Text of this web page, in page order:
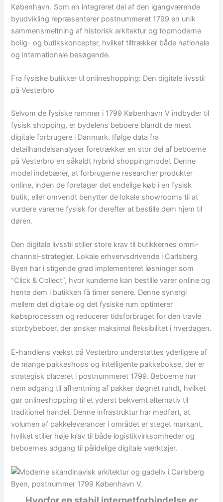
København. Som en integreret del af den igangværende
byudvikling repræsenterer postnummeret 1799 en unik
sammensmeltning af historisk arkitektur og topmoderne
bolig- og butikskoncepter, hvilket tiltrækker både nationale
og internationale besøgende.
Fra fysiske butikker til onlineshopping: Den digitale livsstil
på Vesterbro
Selvom de fysiske rammer i 1799 København V indbyder til
fysisk shopping, er bydelens beboere blandt de mest
digitale forbrugere i Danmark. Ifølge data fra
detailhandelsanalyser foretrækker en stor del af beboerne
på Vesterbro en såkaldt hybrid shoppingmodel. Denne
model indebærer, at forbrugerne researcher produkter
online, inden de foretager det endelige køb i en fysisk
butik, eller omvendt benytter de lokale showrooms til at
vurdere varerne fysisk for derefter at bestille dem hjem til
døren.
Den digitale livsstil stiller store krav til butikkernes omni-
channel-strategier. Lokale erhvervsdrivende i Carlsberg
Byen har i stigende grad implementeret løsninger som
“Click & Collect”, hvor kunderne kan bestille varer online og
hente dem i butikken få timer senere. Denne synergi
mellem det digitale og det fysiske rum optimerer
købsprocessen og reducerer tidsforbruget for den travle
storbybeboer, der ønsker maksimal fleksibilitet i hverdagen.
E-handlens vækst på Vesterbro understøttes yderligere af
de mange pakkeshops og intelligente pakkebokse, der er
strategisk placeret i postnummeret 1799. Beboerne har
nem adgang til afhentning af pakker døgnet rundt, hvilket
gør onlineshopping til et yderst bekvemt alternativ til
traditionel handel. Denne infrastruktur har medført, at
volumen af pakkeleverancer i området er steget markant,
hvilket stiller høje krav til både logistikvirksomheder og
beboernes adgang til pålidelige digitale værktøjer.
Hvorfor en stabil internetforbindelse er